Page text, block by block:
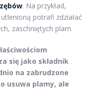
. Na przykład,
potrafi zdziałać
zaschniętych plam.
się jako składnik
na zabrudzone
usuwa plamy, ale